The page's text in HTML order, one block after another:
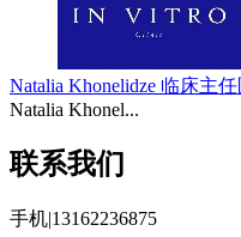
Natalia Khonelidze 临床主
Natalia Khonel...
联系我们
手机|13162236875